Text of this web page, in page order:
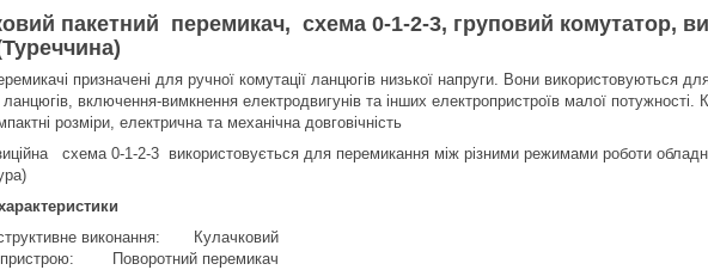
пакетний перемикач, cхема 0-1-2-3, груповий комутатор,
призначені для ручної комутації ланцюгів низької напруги. Вони використовуються
включення-вимкнення електродвигунів та інших електропристроїв малої потужності.
розміри, електрична та механічна довговічність
схема 0-1-2-3 використовується для перемикання між різними режимами роботи
виконання: Кулачковий
пристрою: Поворотний перемикач